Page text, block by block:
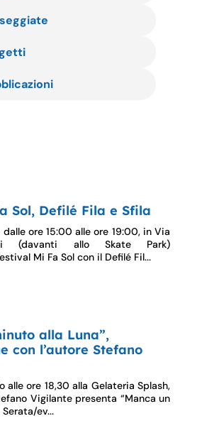
Sol, Defilé Fila e Sfila
ore 15:00 alle ore 19:00, in Via
(davanti allo Skate Park)
Mi Fa Sol con il Defilé Fil...
alla Luna”,
con l’autore Stefano
alle ore 18,30 alla Gelateria Splash,
Vigilante presenta “Manca un
ev...